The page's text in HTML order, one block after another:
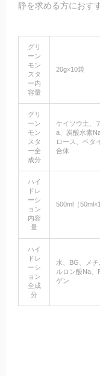
静を求める方におす
グリ
ーン
モン
スタ
ー内
容量
20g×10袋
グリ
ーン
モン
スタ
ー全
成分
ケイソウ土、
a、炭酸水素
ロース、ベタ
合体
ハイ
ドレ
ーシ
ョン
内容
量
500ml（
ハイ
ドレ
ーシ
ョン
全成
分
水、BG、メ
ルロン酸Na
ゲン